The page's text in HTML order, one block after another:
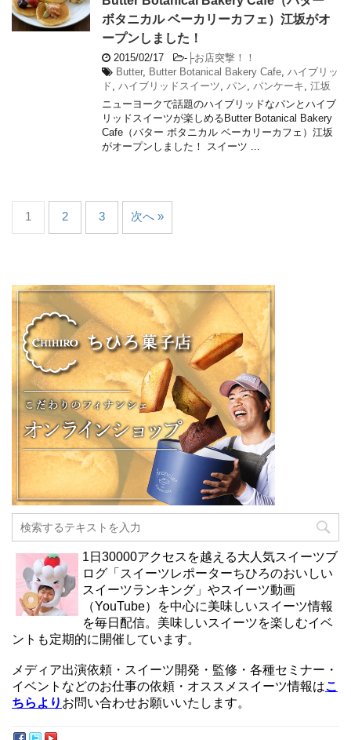
ボタニカル ベーカリーカフェ）江坂がオ
ープンしました！
2015/02/17 - ├お店突撃！！
Butter, Butter Botanical Bakery Cafe, ハイブリッ
ド, ハイブリッドスイーツ, パン, パンケーキ, 江坂
ニューヨークで話題のハイブリッドなパンとハイブ
リッドスイーツが楽しめるButter Botanical Bakery
Cafe（バター ボタニカル ベーカリーカフェ）江坂
がオープンしました！ スイーツ ...
1 2 3 次へ »
1日30000アクセスを越える大人気スイーツブ
ログ「スイーツレポーターちひろのおいしい
スイーツランキング」やスイーツ動画
（YouTube）を中心に美味しいスイーツ情報
を毎日配信。美味しいスイーツを楽しむイベ
ントも定期的に開催しています。
メディア出演依頼・スイーツ開発・監修・各種セミナー・
イベントなどのお仕事の依頼・オススメスイーツ情報はこ
ちらより お問い合わせお願いいたします。